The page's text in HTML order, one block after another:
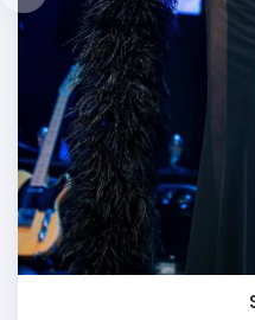
Normal Bilet Özellikleri
- Sahne önü ve VIP
izlenebileceği alanları